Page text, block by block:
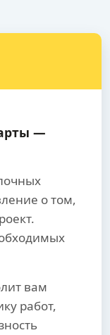
—
о том,
вам
работ,